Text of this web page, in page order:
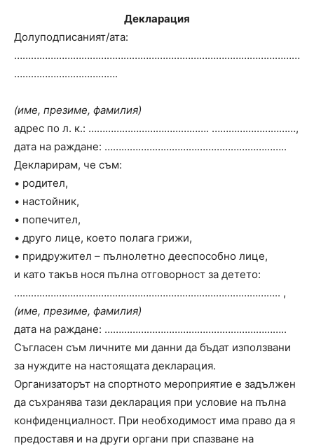
Декларация
Долуподписаният/ата:
…………………………………………………………………………………………
……………………………….
(име, презиме, фамилия)
адрес по л. к.: ……………………………………. …………………………,
дата на раждане: ………………………………………………………..
Декларирам, че съм:
• родител,
• настойник,
• попечител,
• друго лице, което полага грижи,
• придружител – пълнолетно дееспособно лице,
и като такъв нося пълна отговорност за детето:
………………………………………………………………………………….. ,
(име, презиме, фамилия)
дата на раждане: ………………………………………………………..
Съгласен съм личните ми данни да бъдат използвани
за нуждите на настоящата декларация.
Организаторът на спортното мероприятие е задължен
да съхранява тази декларация при условие на пълна
конфиденциалност. При необходимост има право да я
предоставя и на други органи при спазване на